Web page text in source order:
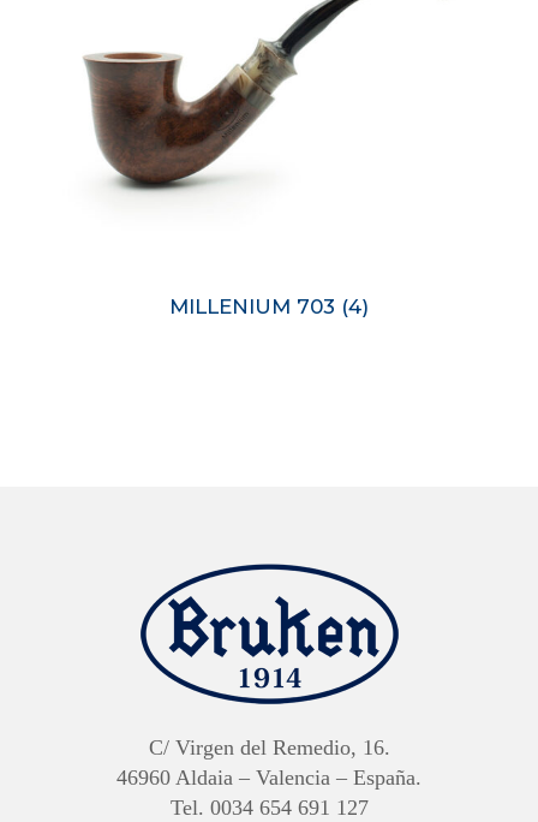
MILLENIUM 703 (4)
C/ Virgen del Remedio, 16.
46960 Aldaia – Valencia – España.
Tel. 0034 654 691 127